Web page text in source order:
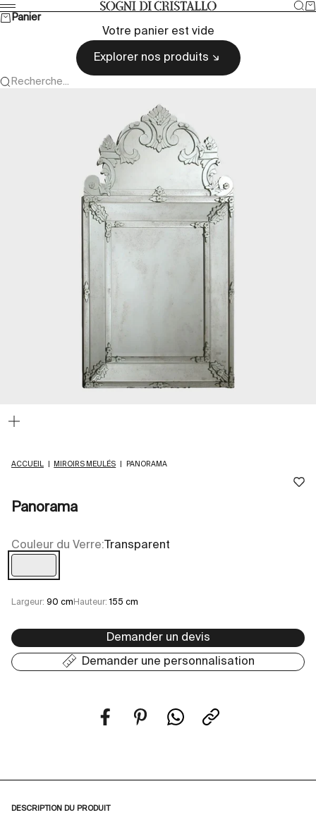
Passer au contenu Sogni di cristallo
Menu
Panier
Votre panier est vide
Explorer nos produits
Recherche...
ACCUEIL MIROIRS MEULÉS PANORAMA
Panorama
Couleur du Verre: Transparent
Transparent
Largeur: 90 cm Hauteur:155 cm
Demander un devis
Demander une personnalisation
DESCRIPTION DU PRODUIT